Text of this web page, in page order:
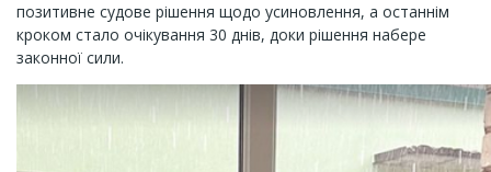
позитивне судове рішення щодо усиновлення, а останнім
кроком стало очікування 30 днів, доки рішення набере
законної сили.